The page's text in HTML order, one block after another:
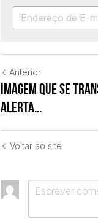
Anterior
Imagem que se
alerta...
Voltar ao site